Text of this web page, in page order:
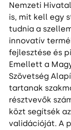
Nemzeti
is, mit kell egy
tudnia a
innovatív
fejlesztése és
Emellett a
Szövetség
tartanak
résztvevők
közt segítsék
validációját. A